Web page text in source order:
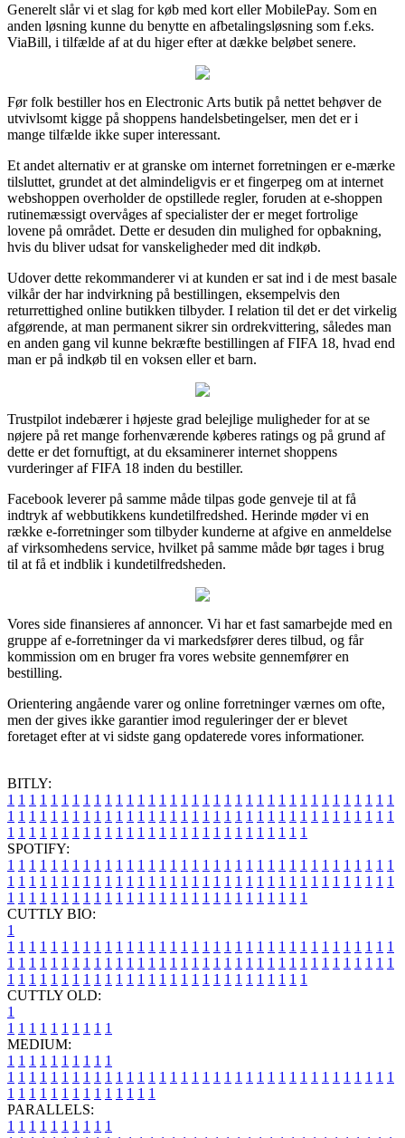
Generelt slår vi et slag for køb med kort eller MobilePay. Som en
anden løsning kunne du benytte en afbetalingsløsning som f.eks.
ViaBill, i tilfælde af at du higer efter at dække beløbet senere.
Før folk bestiller hos en Electronic Arts butik på nettet behøver de
utvivlsomt kigge på shoppens handelsbetingelser, men det er i
mange tilfælde ikke super interessant.
Et andet alternativ er at granske om internet forretningen er e-mærke
tilsluttet, grundet at det almindeligvis er et fingerpeg om at internet
webshoppen overholder de opstillede regler, foruden at e-shoppen
rutinemæssigt overvåges af specialister der er meget fortrolige
lovene på området. Dette er desuden din mulighed for opbakning,
hvis du bliver udsat for vanskeligheder med dit indkøb.
Udover dette rekommanderer vi at kunden er sat ind i de mest basale
vilkår der har indvirkning på bestillingen, eksempelvis den
returrettighed online butikken tilbyder. I relation til det er det virkelig
afgørende, at man permanent sikrer sin ordrekvittering, således man
en anden gang vil kunne bekræfte bestillingen af FIFA 18, hvad end
man er på indkøb til en voksen eller et barn.
Trustpilot indebærer i højeste grad belejlige muligheder for at se
nøjere på ret mange forhenværende køberes ratings og på grund af
dette er det fornuftigt, at du eksaminerer internet shoppens
vurderinger af FIFA 18 inden du bestiller.
Facebook leverer på samme måde tilpas gode genveje til at få
indtryk af webbutikkens kundetilfredshed. Herinde møder vi en
række e-forretninger som tilbyder kunderne at afgive en anmeldelse
af virksomhedens service, hvilket på samme måde bør tages i brug
til at få et indblik i kundetilfredsheden.
Vores side finansieres af annoncer. Vi har et fast samarbejde med en
gruppe af e-forretninger da vi markedsfører deres tilbud, og får
kommission om en bruger fra vores website gennemfører en
bestilling.
Orientering angående varer og online forretninger værnes om ofte,
men der gives ikke garantier imod reguleringer der er blevet
foretaget efter at vi sidste gang opdaterede vores informationer.
BITLY:
1 1 1 1 1 1 1 1 1 1 1 1 1 1 1 1 1 1 1 1 1 1 1 1 1 1 1 1 1 1 1 1 1 1 1 1
1 1 1 1 1 1 1 1 1 1 1 1 1 1 1 1 1 1 1 1 1 1 1 1 1 1 1 1 1 1 1 1 1 1 1 1
1 1 1 1 1 1 1 1 1 1 1 1 1 1 1 1 1 1 1 1 1 1 1 1 1 1 1 1
SPOTIFY:
1 1 1 1 1 1 1 1 1 1 1 1 1 1 1 1 1 1 1 1 1 1 1 1 1 1 1 1 1 1 1 1 1 1 1 1
1 1 1 1 1 1 1 1 1 1 1 1 1 1 1 1 1 1 1 1 1 1 1 1 1 1 1 1 1 1 1 1 1 1 1 1
1 1 1 1 1 1 1 1 1 1 1 1 1 1 1 1 1 1 1 1 1 1 1 1 1 1 1 1
CUTTLY BIO:
1
1 1 1 1 1 1 1 1 1 1 1 1 1 1 1 1 1 1 1 1 1 1 1 1 1 1 1 1 1 1 1 1 1 1 1 1
1 1 1 1 1 1 1 1 1 1 1 1 1 1 1 1 1 1 1 1 1 1 1 1 1 1 1 1 1 1 1 1 1 1 1 1
1 1 1 1 1 1 1 1 1 1 1 1 1 1 1 1 1 1 1 1 1 1 1 1 1 1 1 1
CUTTLY OLD:
1
1 1 1 1 1 1 1 1 1 1
MEDIUM:
1 1 1 1 1 1 1 1 1 1
1 1 1 1 1 1 1 1 1 1 1 1 1 1 1 1 1 1 1 1 1 1 1 1 1 1 1 1 1 1 1 1 1 1 1 1
1 1 1 1 1 1 1 1 1 1 1 1 1 1
PARALLELS:
1 1 1 1 1 1 1 1 1 1